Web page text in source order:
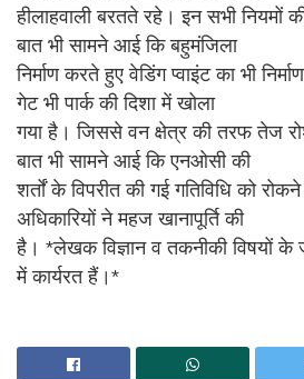
हीलाहवाली बरतते रहे। इन सभी नियमों
बात भी सामने आई कि बहुमंजिला
निर्माण करते हुए वेडिंग प्वाइंट का भी
गेट भी पार्क की दिशा में खोला
गया है। जिससे वन क्षेत्र की तरफ तेज
बात भी सामने आई कि एनओसी की
शर्तों के विपरीत की गई गतिविधि को
अधिकारियों ने महज खानापूर्ति की
है। *लेखक विज्ञान व तकनीकी विषयों के
में कार्यरत हैं।*